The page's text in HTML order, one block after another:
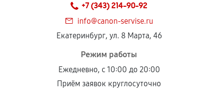
+7 (343) 214-90-92
info@canon-servise.ru
Екатеринбург, ул. 8 Марта, 46
Режим работы
Ежедневно, с 10:00 до 20:00
Приём заявок круглосуточно